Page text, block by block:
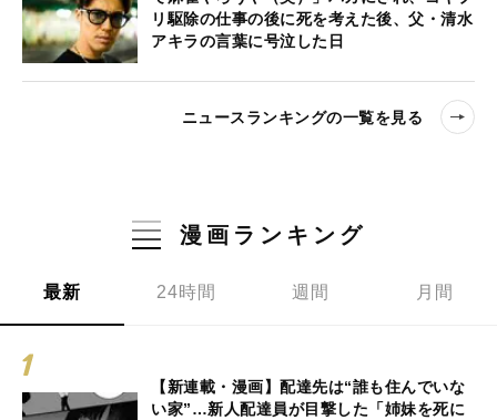
リ駆除の仕事の後に死を考えた後、父・清水
アキラの言葉に号泣した日
ニュースランキングの一覧を見る
漫画ランキング
最新 24時間 週間 月間
【新連載・漫画】配達先は“誰も住んでいな
い家”…新人配達員が目撃した「姉妹を死に